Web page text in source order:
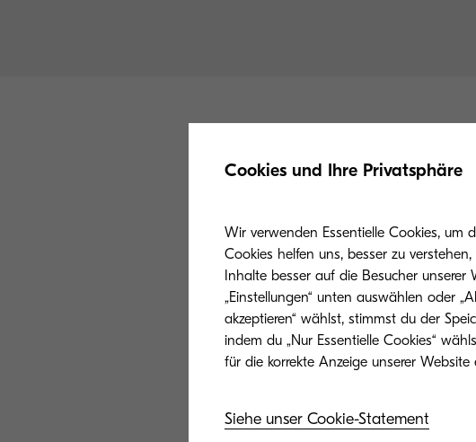
eine der Schaltflächen,
PartnerLine:0800/177
E-Mail:
Cookies und Ihre Privatsphäre
Wir verwenden Essentielle Cookies, um
Cookies helfen uns, besser zu
Inhalte besser auf die Besucher
„Einstellungen“ unten auswählen oder
akzeptieren“ wählst, stimmst du der
indem du „Nur Essentielle Cookies“
Siehe unser Cookie-Statement